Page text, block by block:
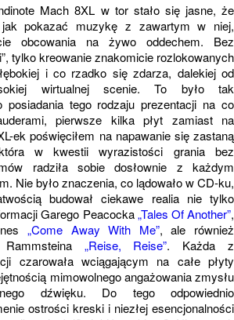
Mach 8XL w tor stało się jasne, że
jak pokazać muzykę z zawartym w niej,
obcowania na żywo oddechem. Bez
tylko kreowanie znakomicie rozlokowanych
i co rzadko się zdarza, dalekiej od
wirtualnej scenie. To było tak
posiadania tego rodzaju prezentacji na co
pierwsze kilka płyt zamiast na
ek poświęciłem na napawanie się zastaną
w kwestii wyrazistości grania bez
radziła sobie dosłownie z każdym
Nie było znaczenia, co lądowało w CD-ku,
budował ciekawe realia nie tylko
Garego Peacocka„Tales Of Another”,
„Come Away With Me”, ale również
„Reise, Reise”. Każda z
czarowała wciągającym na całe płyty
mimowolnego angażowania zmysłu
dźwięku. Do tego odpowiednio
ostrości kreski i niezłej esencjonalności